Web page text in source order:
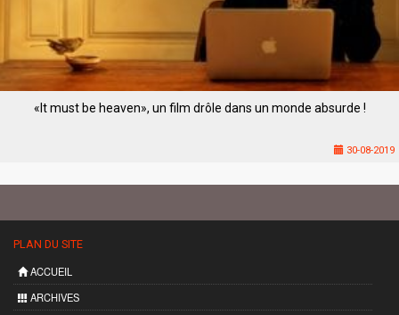
«It must be heaven», un film drôle dans un monde absurde !
30-08-2019
PLAN DU SITE
ACCUEIL
ARCHIVES